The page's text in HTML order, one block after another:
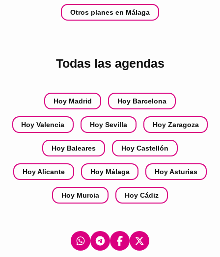
Otros planes en Málaga
Todas las agendas
Hoy Madrid Hoy Barcelona
Hoy Valencia Hoy Sevilla Hoy Zaragoza
Hoy Baleares Hoy Castellón
Hoy Alicante Hoy Málaga Hoy Asturias
Hoy Murcia Hoy Cádiz